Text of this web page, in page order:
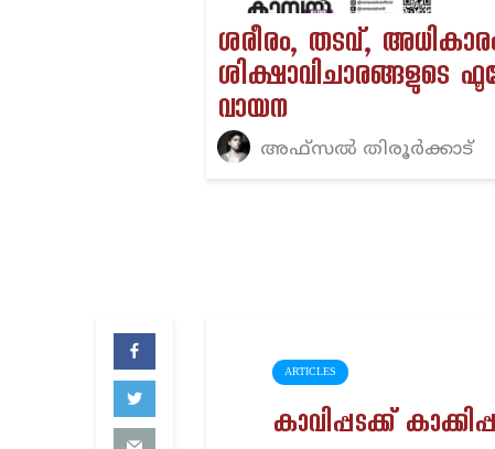
ശരീരം, തടവ്,
ശിക്ഷാവിചാരങ്ങളുടെ
വായന
അഫ്സൽ തിരൂർക്കാട്
ARTICLES
കാവിപ്പടക്ക്